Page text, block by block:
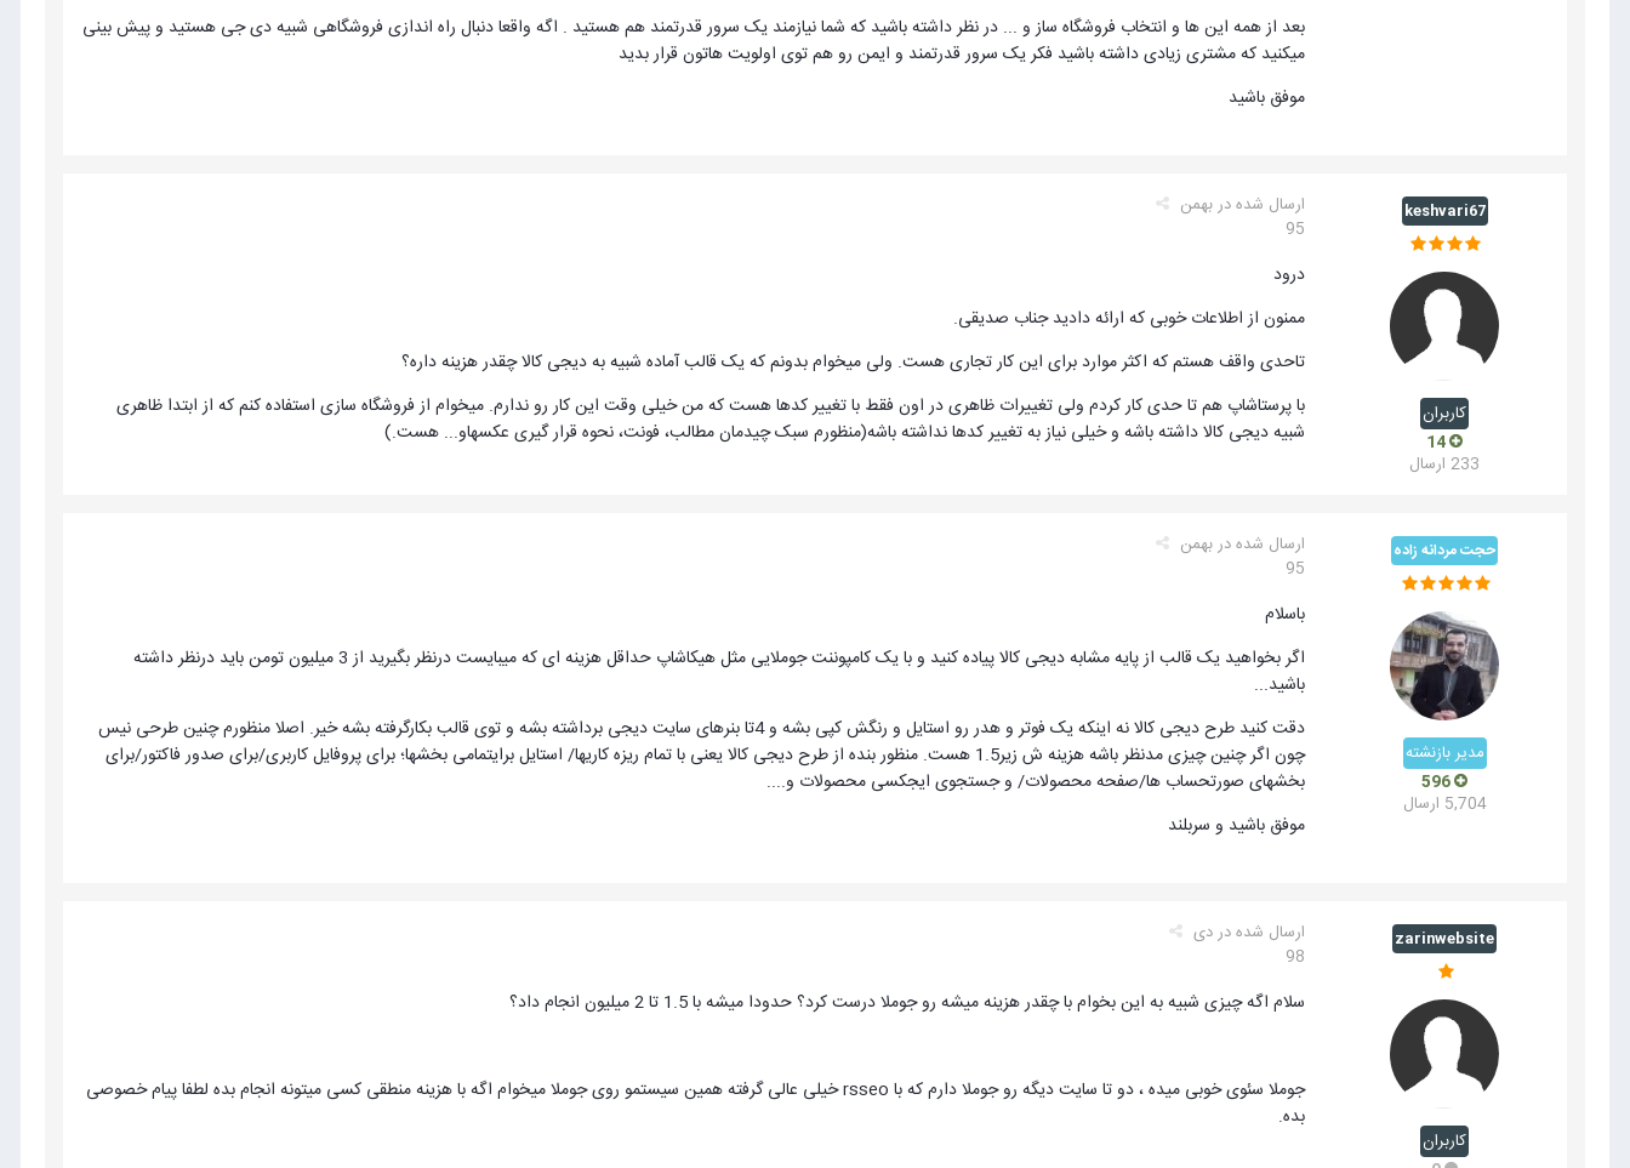
بعد از همه این ها و انتخاب فروشگاه ساز و ... در نظر داشته باشید که شما نیازمند یک سرور قدرتمند هم هستید . اگه واقعا دنبال راه اندازی فروشگاهی شبیه دی جی هستید و پیش بینی
میکنید که مشتری زیادی داشته باشید فکر یک سرور قدرتمند و ایمن رو هم توی اولویت هاتون قرار بدید
موفق باشید
keshvari67
کاربران
233 ارسال
ارسال شده دربهمن
95
درود
ممنون از اطلاعات خوبی که ارائه دادید جناب صدیقی.
تاحدی واقف هستم که اکثر موارد برای این کار تجاری هست. ولی میخوام بدونم که یک قالب آماده شبیه به دیجی کالا چقدر هزینه داره؟
با پرستاشاپ هم تا حدی کار کردم ولی تغییرات ظاهری در اون فقط با تغییر کدها هست که من خیلی وقت این کار رو ندارم. میخوام از فروشگاه سازی استفاده کنم که از ابتدا ظاهری
شبیه دیجی کالا داشته باشه و خیلی نیاز به تغییر کدها نداشته باشه(منظورم سبک چیدمان مطالب، فونت، نحوه قرار گیری عکسهاو... هست.)
حجت مردانه زاده
مدیر بازنشته
5,704 ارسال
ارسال شده دربهمن
95
باسلام
اگر بخواهید یک قالب از پایه مشابه دیجی کالا پیاده کنید و با یک کامپوننت جوملایی مثل هیکاشاپ حداقل هزینه ای که میبایست درنظر بگیرید از 3 میلیون تومن باید درنظر داشته
باشید...
دقت کنید طرح دیجی کالا نه اینکه یک فوتر و هدر رو استایل و رنگش کپی بشه و 4تا بنرهای سایت دیجی برداشته بشه و توی قالب بکارگرفته بشه خیر. اصلا منظورم چنین طرحی نیس
چون اگر چنین چیزی مدنظر باشه هزینه ش زیر1.5 هست. منظور بنده از طرح دیجی کالا یعنی با تمام ریزه کاریها/ استایل برایتمامی بخشها؛ برای پروفایل کاربری/برای صدور فاکتور/برای
بخشهای صورتحساب ها/صفحه محصولات/ و جستجوی ایجکسی محصولات و....
موفق باشید و سربلند
zarinwebsite
کاربران
ارسال شده دردی
98
سلام اگه چیزی شبیه به این بخوام با چقدر هزینه میشه رو جوملا درست کرد؟ حدودا میشه با 1.5 تا 2 میلیون انجام داد؟
جوملا سئوی خوبی میده ، دو تا سایت دیگه رو جوملا دارم که با rsseo خیلی عالی گرفته همین سیستمو روی جوملا میخوام اگه با هزینه منطقی کسی میتونه انجام بده لطفا پیام خصوصی
بده.